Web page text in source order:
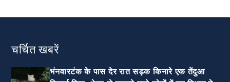
चर्चित खबरें
भंनवारटंक के पास देर रात सड़क किनारे एक तेंदुआ